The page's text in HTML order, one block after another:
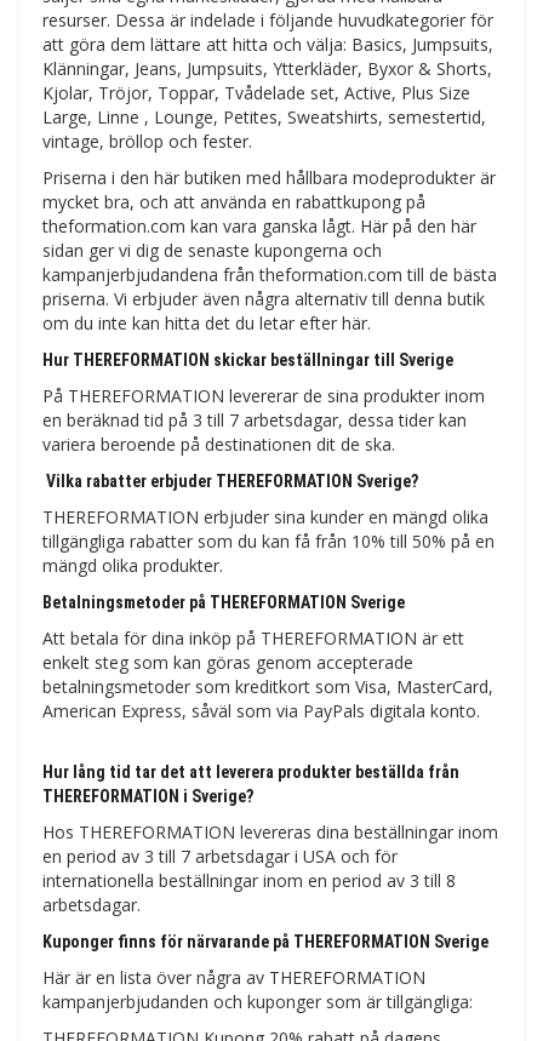
resurser. Dessa är indelade i följande huvudkategorier för
att göra dem lättare att hitta och välja: Basics, Jumpsuits,
Klänningar, Jeans, Jumpsuits, Ytterkläder, Byxor & Shorts,
Kjolar, Tröjor, Toppar, Tvådelade set, Active, Plus Size
Large, Linne , Lounge, Petites, Sweatshirts, semestertid,
vintage, bröllop och fester.
Priserna i den här butiken med hållbara modeprodukter är
mycket bra, och att använda en rabattkupong på
theformation.com kan vara ganska lågt. Här på den här
sidan ger vi dig de senaste kupongerna och
kampanjerbjudandena från theformation.com till de bästa
priserna. Vi erbjuder även några alternativ till denna butik
om du inte kan hitta det du letar efter här.
Hur THEREFORMATION skickar beställningar till Sverige
På THEREFORMATION levererar de sina produkter inom
en beräknad tid på 3 till 7 arbetsdagar, dessa tider kan
variera beroende på destinationen dit de ska.
Vilka rabatter erbjuder THEREFORMATION Sverige?
THEREFORMATION erbjuder sina kunder en mängd olika
tillgängliga rabatter som du kan få från 10% till 50% på en
mängd olika produkter.
Betalningsmetoder på THEREFORMATION Sverige
Att betala för dina inköp på THEREFORMATION är ett
enkelt steg som kan göras genom accepterade
betalningsmetoder som kreditkort som Visa, MasterCard,
American Express, såväl som via PayPals digitala konto.
Hur lång tid tar det att leverera produkter beställda från
THEREFORMATION i Sverige?
Hos THEREFORMATION levereras dina beställningar inom
en period av 3 till 7 arbetsdagar i USA och för
internationella beställningar inom en period av 3 till 8
arbetsdagar.
Kuponger finns för närvarande på THEREFORMATION Sverige
Här är en lista över några av THEREFORMATION
kampanjerbjudanden och kuponger som är tillgängliga: